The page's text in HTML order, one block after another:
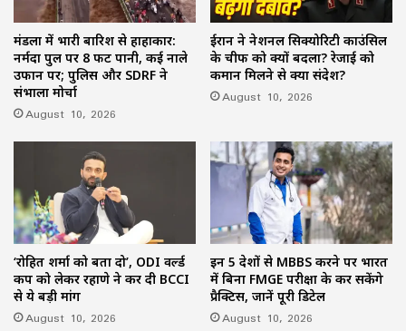
मंडला में भारी बारिश से हाहाकार:
नर्मदा पुल पर 8 फीट पानी, कई नाले
उफान पर; पुलिस और SDRF ने
संभाला मोर्चा
August 10, 2026
ईरान ने नेशनल सिक्योरिटी काउंसिल
के चीफ को क्यों बदला? रेजाई को
कमान मिलने से क्या संदेश?
August 10, 2026
‘रोहित शर्मा को बता दो’, ODI वर्ल्ड
कप को लेकर रहाणे ने कर दी BCCI
से ये बड़ी मांग
August 10, 2026
इन 5 देशों से MBBS करने पर भारत
में बिना FMGE परीक्षा के कर सकेंगे
प्रैक्टिस, जानें पूरी डिटेल
August 10, 2026